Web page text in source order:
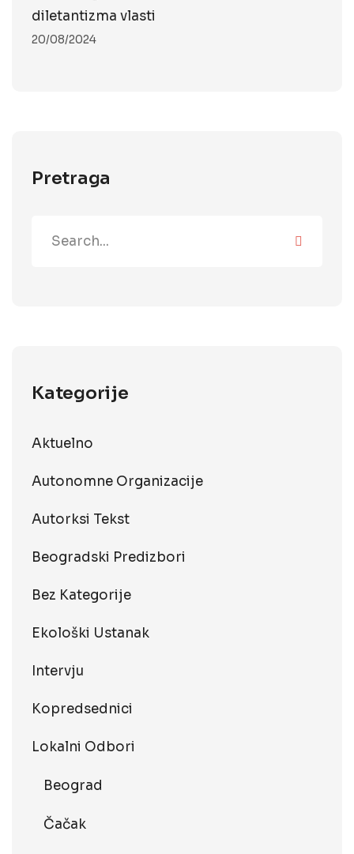
diletantizma vlasti
20/08/2024
Pretraga
Kategorije
Aktuelno
Autonomne Organizacije
Autorksi Tekst
Beogradski Predizbori
Bez Kategorije
Ekološki Ustanak
Intervju
Kopredsednici
Lokalni Odbori
Beograd
Čačak